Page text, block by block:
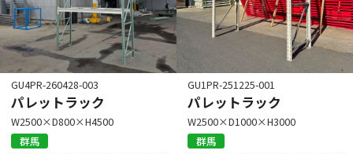
GU4PR-260428-003
パレットラック
W2500×D800×H4500
群馬
GU1PR-251225-001
パレットラック
W2500×D1000×H3000
群馬